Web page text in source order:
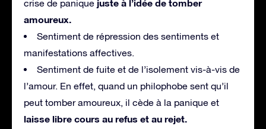
crise de panique juste à l’idée de tomber
amoureux.
Sentiment de répression des sentiments et
manifestations affectives.
Sentiment de fuite et de l’isolement vis-à-vis de
l’amour. En effet, quand un philophobe sent qu’il
peut tomber amoureux, il cède à la panique et
laisse libre cours au refus et au rejet.